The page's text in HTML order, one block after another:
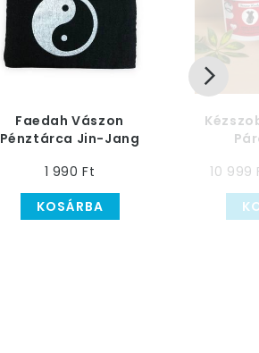
Faedah Vászon
Pénztárca Jin-Jang
1 990 Ft
KOSÁRBA
10 999